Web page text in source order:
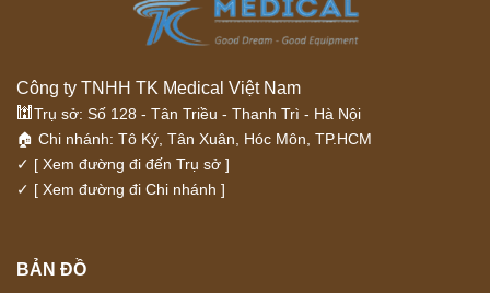
Công ty TNHH TK Medical Việt Nam
🕍 Trụ sở: Số 128 - Tân Triều - Thanh Trì - Hà Nội
🏠 Chi nhánh: Tô Ký, Tân Xuân, Hóc Môn, TP.HCM
✓ [ Xem đường đi đến Trụ sở ]
✓ [ Xem đường đi Chi nhánh ]
BẢN ĐỒ